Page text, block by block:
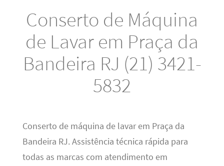
Conserto de Máquina
de Lavar em Praça da
Bandeira RJ (21) 3421-
5832
Conserto de máquina de lavar em Praça da
Bandeira RJ. Assistência técnica rápida para
todas as marcas com atendimento em